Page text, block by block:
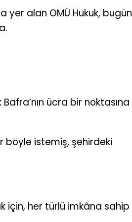
yer alan OMÜ Hukuk, bugün
ücra bir noktasına
böyle istemiş, şehirdeki
için, her türlü imkâna sahip